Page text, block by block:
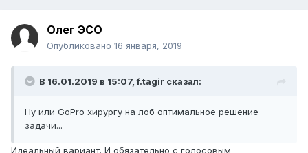
Олег ЭСО
Опубликовано 16 января, 2019
В 16.01.2019 в 15:07,f.tagir сказал:
Ну или GoPro хирургу на лоб оптимальное решение
задачи...
Идеальный вариант. И обязательно с голосовым